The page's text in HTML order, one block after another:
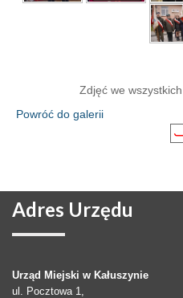
Zdjęć we
Powróć do galerii
Adres Urzędu
Urząd Miejski w Kałuszynie
ul. Pocztowa 1,